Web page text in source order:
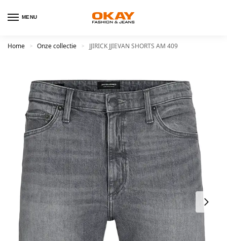
MENU
Home > Onze collectie > JJIRICK JJIEVAN SHORTS AM 409